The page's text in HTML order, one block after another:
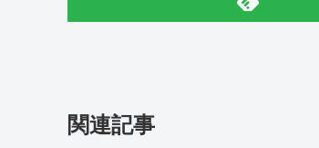
関連記事